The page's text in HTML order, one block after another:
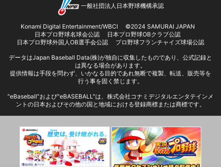
一般社団法人日本野球機構承認
Konami Digital Entertainment/WBCI ©2024 SAMURAI JAPAN
日本プロ野球名球会公認
日本プロ野球OBクラブ公認
日本プロ野球外国人OB選手会公認 プロ野球フランチャイズ球場公認
データはJapan Baseball Data(株)が独自に収集したものであり、公式記録と
は異なる場合があります。
提供情報は手段を問わず、いかなる目的であれ無断で複製、転送、販売等を
行う事を固く禁じます。
"eBaseball"および"eBASEBALL"は、株式会社コナミデジタルエンタテインメ
ントの日本およびその他の国と地域における登録商標または商標です。